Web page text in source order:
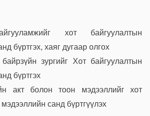
хот байгуулалтын
бүртгэх, хаяг дугаар олгох
байрзүйн зургийг Хот байгуулалтын
бүртгэх
акт болон тоон мэдээллийг хот
санд бүртгүүлэх